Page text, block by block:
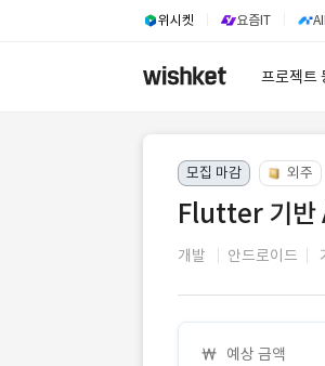
위시켓 요즘IT
프로젝트
모집 마감 외주
Flutter 기반
개발 안드로이드
예상 금액